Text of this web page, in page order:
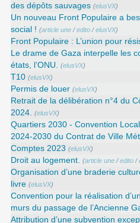
des dépôts sauvages (elusVX)
Un nouveau Front Populaire a
social ! (article une /edito /elusVX)
Front Populaire : L’union pour
Le drame de Gaza interpelle les
états, l’ONU. (elusVX)
T10 (elusVX)
Permis de louer (elusVX)
Retrait de la délibération n°4 du
2024. (elusVX)
Quartiers 2030 - Convention
2024-2030 du Contrat de Ville
Comptes 2023 (elusVX)
Droit au logement. (article une /edito /
Organisation d’une braderie
livre (elusVX)
Convention pour la réalisation
murs du passage de l’Ancienne
Attribution d’une subvention